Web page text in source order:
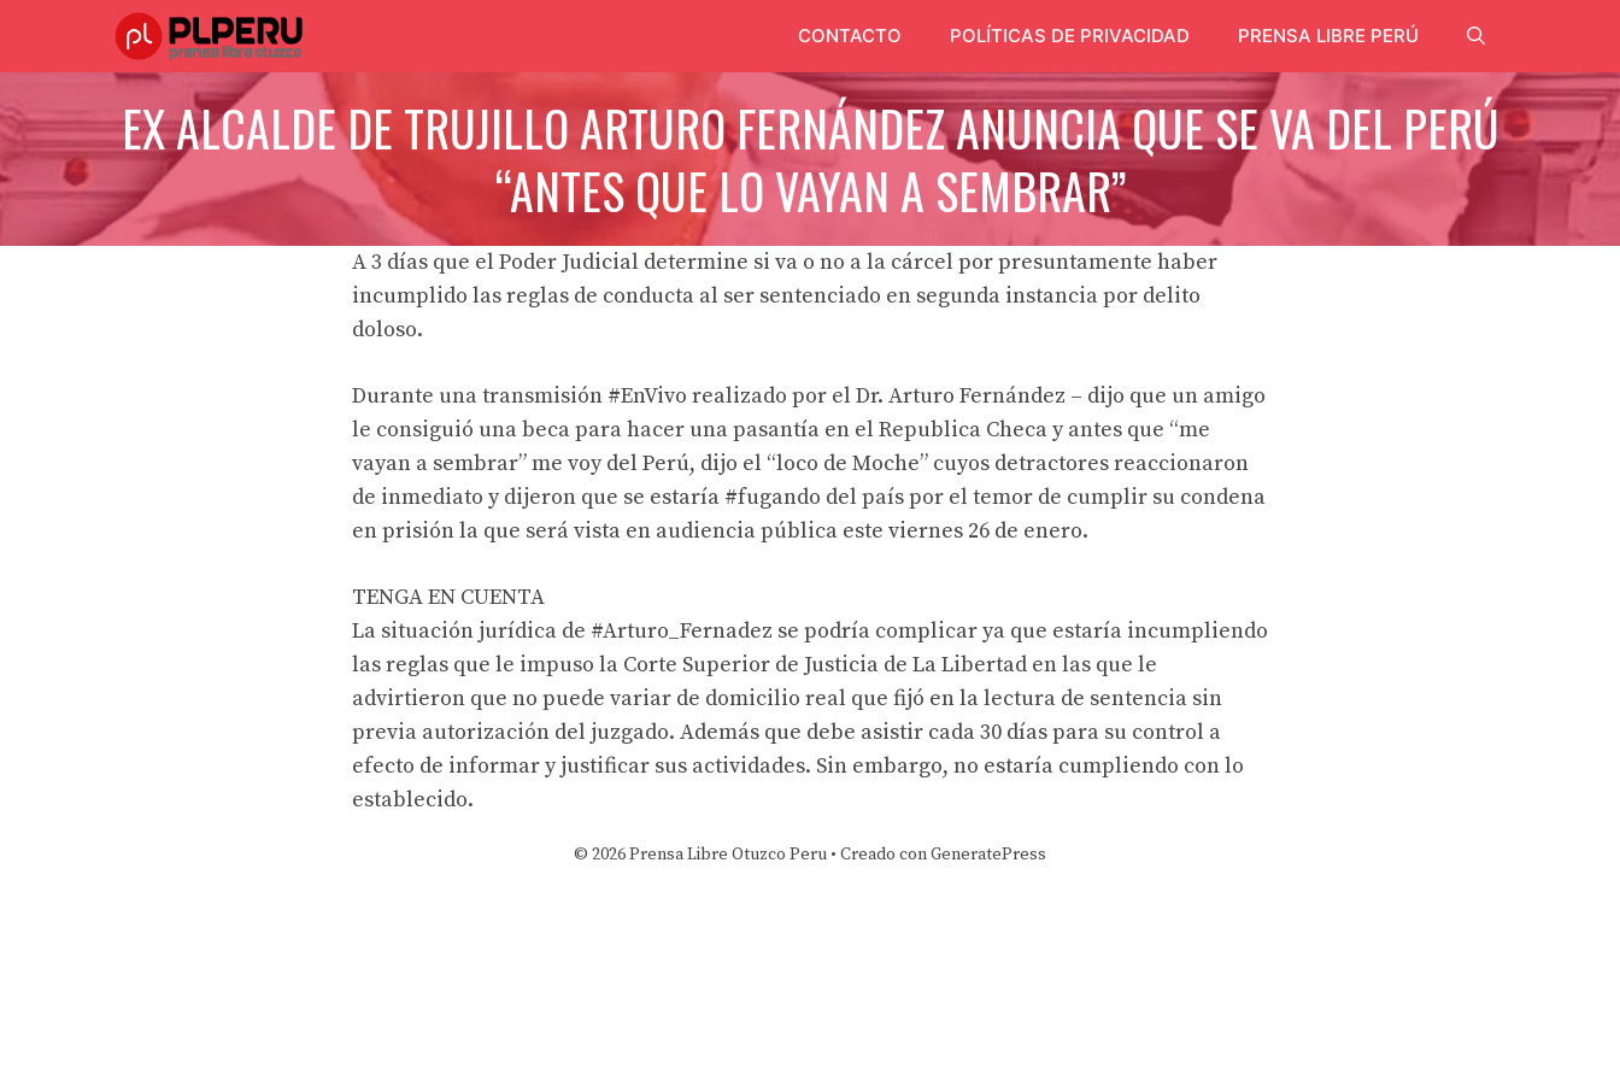
CONTACTO POLÍTICAS DE PRIVACIDAD PRENSA LIBRE PERÚ
EX ALCALDE DE TRUJILLO ARTURO FERNÁNDEZ ANUNCIA QUE SE VA DEL PERÚ
“ANTES QUE LO VAYAN A SEMBRAR”
A 3 días que el Poder Judicial determine si va o no a la cárcel por presuntamente haber
incumplido las reglas de conducta al ser sentenciado en segunda instancia por delito
doloso.
Durante una transmisión #EnVivo realizado por el Dr. Arturo Fernández – dijo que un amigo
le consiguió una beca para hacer una pasantía en el Republica Checa y antes que “me
vayan a sembrar” me voy del Perú, dijo el “loco de Moche” cuyos detractores reaccionaron
de inmediato y dijeron que se estaría #fugando del país por el temor de cumplir su condena
en prisión la que será vista en audiencia pública este viernes 26 de enero.
TENGA EN CUENTA
La situación jurídica de #Arturo_Fernadez se podría complicar ya que estaría incumpliendo
las reglas que le impuso la Corte Superior de Justicia de La Libertad en las que le
advirtieron que no puede variar de domicilio real que fijó en la lectura de sentencia sin
previa autorización del juzgado. Además que debe asistir cada 30 días para su control a
efecto de informar y justificar sus actividades. Sin embargo, no estaría cumpliendo con lo
establecido.
© 2026 Prensa Libre Otuzco Peru • Creado conGeneratePress